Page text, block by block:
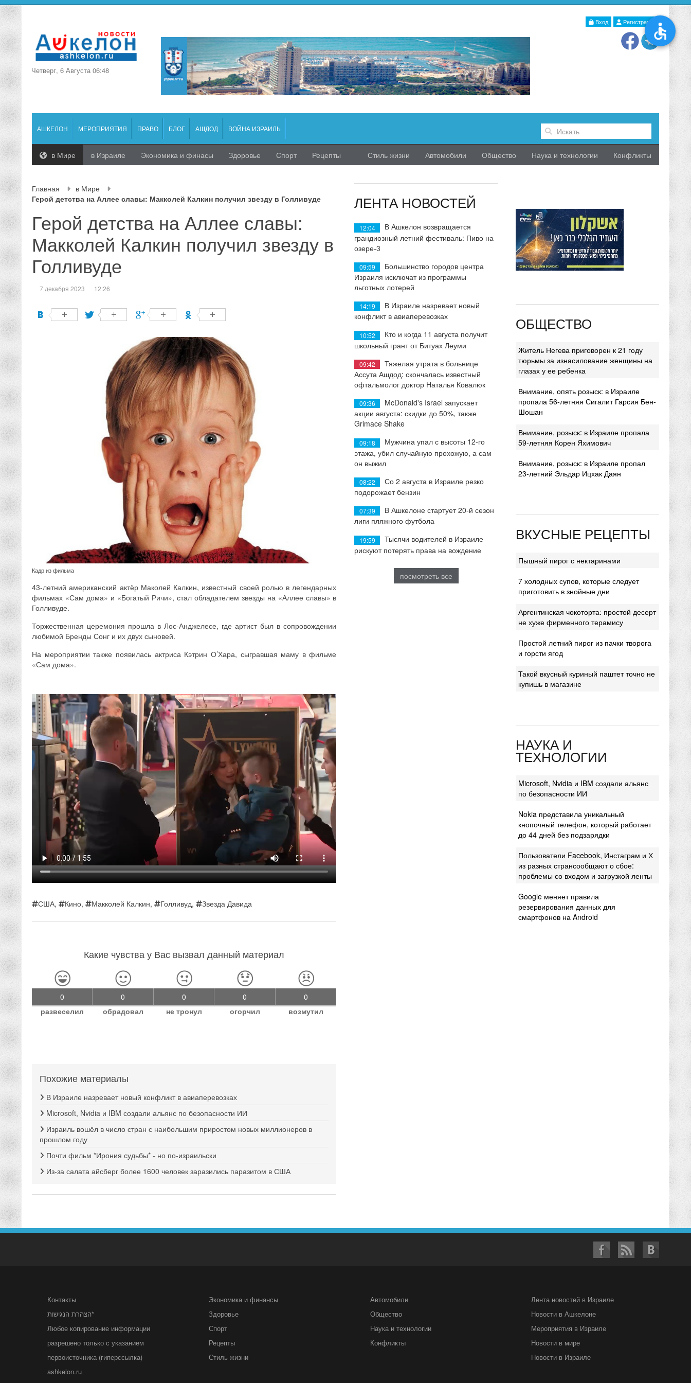
Вход Регистрация
Четверг, 6 Августа 06:48
АШКЕЛОН МЕРОПРИЯТИЯ ПРАВО БЛОГ АШДОД ВОЙНА ИЗРАИЛЬ
в Мире в Израиле Экономика и финасы Здоровье Спорт Рецепты Стиль жизни Автомобили Общество Наука и технологии Конфликты
Главная
в Мире
Герой детства на Аллее славы: Макколей Калкин получил звезду в Голливуде
Герой детства на Аллее славы:
Макколей Калкин получил звезду в
Голливуде
7 декабря 2023 12:26
Кадр из фильма
43-летний американский актёр Маколей Калкин, известный своей ролью в легендарных
фильмах «Сам дома» и «Богатый Ричи», стал обладателем звезды на «Аллее славы» в
Голливуде.
Торжественная церемония прошла в Лос-Анджелесе, где артист был в сопровождении
любимой Бренды Сонг и их двух сыновей.
На мероприятии также появилась актриса Кэтрин О’Хара, сыгравшая маму в фильме
«Сам дома».
США, Кино, Макколей Калкин, Голливуд, Звезда Давида
Какие чувства у Вас вызвал данный материал
0
развеселил
0
обрадовал
0
не тронул
0
огорчил
0
возмутил
Похожие материалы
В Израиле назревает новый конфликт в авиаперевозках
Microsoft, Nvidia и IBM создали альянс по безопасности ИИ
Израиль вошёл в число стран с наибольшим приростом новых миллионеров в
прошлом году
Почти фильм *Ирония судьбы* - но по-израильски
Из-за салата айсберг более 1600 человек заразились паразитом в США
ЛЕНТА НОВОСТЕЙ
12:04
В Ашкелон возвращается
грандиозный летний фестиваль: Пиво на
озере-3
09:59
Большинство городов центра
Израиля исключат из программы
льготных лотерей
14:19
В Израиле назревает новый
конфликт в авиаперевозках
10:52
Кто и когда 11 августа получит
школьный грант от Битуах Леуми
09:42
Тяжелая утрата в больнице
Ассута Ашдод: скончалась известный
офтальмолог доктор Наталья Ковалюк
09:36
McDonald's Israel запускает
акции августа: скидки до 50%, также
Grimace Shake
09:18
Мужчина упал с высоты 12-го
этажа, убил случайную прохожую, а сам
он выжил
08:22
Со 2 августа в Израиле резко
подорожает бензин
07:39
В Ашкелоне стартует 20-й сезон
лиги пляжного футбола
19:59
Тысячи водителей в Израиле
рискуют потерять права на вождение
посмотреть все
ОБЩЕСТВО
Житель Негева приговорен к 21 году
тюрьмы за изнасилование женщины на
глазах у ее ребенка
Внимание, опять розыск: в Израиле
пропала 56-летняя Сигалит Гарсия Бен-
Шошан
Внимание, розыск: в Израиле пропала
59-летняя Корен Яхимович
Внимание, розыск: в Израиле пропал
23-летний Эльдар Ицхак Даян
ВКУСНЫЕ РЕЦЕПТЫ
Пышный пирог с нектаринами
7 холодных супов, которые следует
приготовить в знойные дни
Аргентинская чокоторта: простой десерт
не хуже фирменного терамису
Простой летний пирог из пачки творога
и горсти ягод
Такой вкусный куриный паштет точно не
купишь в магазине
НАУКА И
ТЕХНОЛОГИИ
Microsoft, Nvidia и IBM создали альянс
по безопасности ИИ
Nokia представила уникальный
кнопочный телефон, который работает
до 44 дней без подзарядки
Пользователи Facebook, Инстаграм и Х
из разных странсообщают о сбое:
проблемы со входом и загрузкой ленты
Google меняет правила
резервирования данных для
смартфонов на Android
Контакты
הצהרת הנגישות*
Любое копирование информации
разрешено только с указанием
первоисточника (гиперссылка)
ashkelon.ru
Экономика и финансы
Здоровье
Спорт
Рецепты
Стиль жизни
Автомобили
Общество
Наука и технологии
Конфликты
Лента новостей в Израиле
Новости в Ашкелоне
Мероприятия в Израиле
Новости в мире
Новости в Израиле